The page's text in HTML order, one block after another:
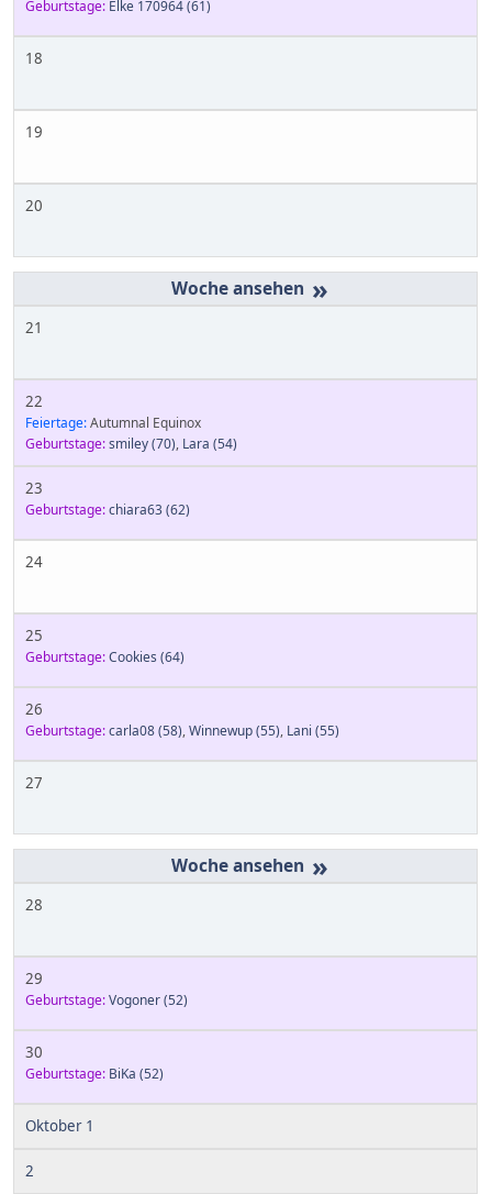
Geburtstage: Elke 170964(61)
18
19
20
»
21
22
Feiertage:Autumnal Equinox
Geburtstage:smiley(70), Lara (54)
23
Geburtstage:chiara63(62)
24
25
Geburtstage:Cookies (64)
26
Geburtstage:carla08(58),Winnewup(55), Lani (55)
27
»
28
29
Geburtstage:Vogoner(52)
30
Geburtstage: BiKa (52)
Oktober 1
2